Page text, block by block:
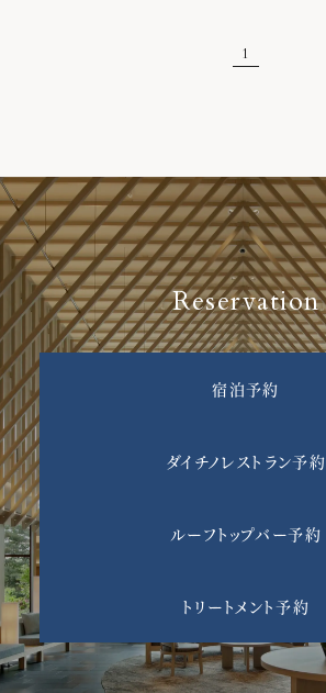
1
Reservation
宿泊予約
ダイチノレストラン予約
ルーフトップバー予約
トリートメント予約